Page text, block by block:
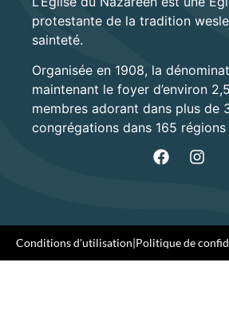
protestante de la tradition
sainteté.
Organisée en 1908, la
maintenant le foyer d’environ
membres adorant dans plus de
congrégations dans 165
Conditions d'utilisation|Politique de